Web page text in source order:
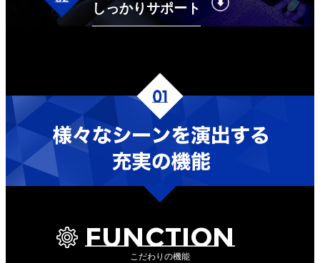
しっかりサポート
FUNCTION
こだわりの機能